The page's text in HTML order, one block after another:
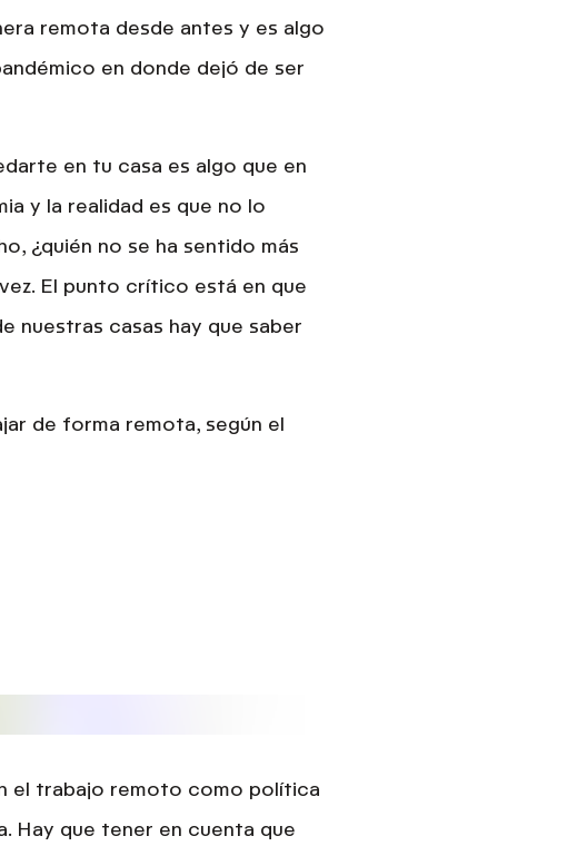
remota desde antes y es algo
en donde dejó de ser
en tu casa es algo que en
y la realidad es que no lo
¿quién no se ha sentido más
El punto crítico está en que
nuestras casas hay que saber
de forma remota, según el
el trabajo remoto como política
Hay que tener en cuenta que